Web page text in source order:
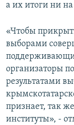
а их итоги ни
«Чтобы
выборами
организаторы
результатами
признает, так
институты», ‑